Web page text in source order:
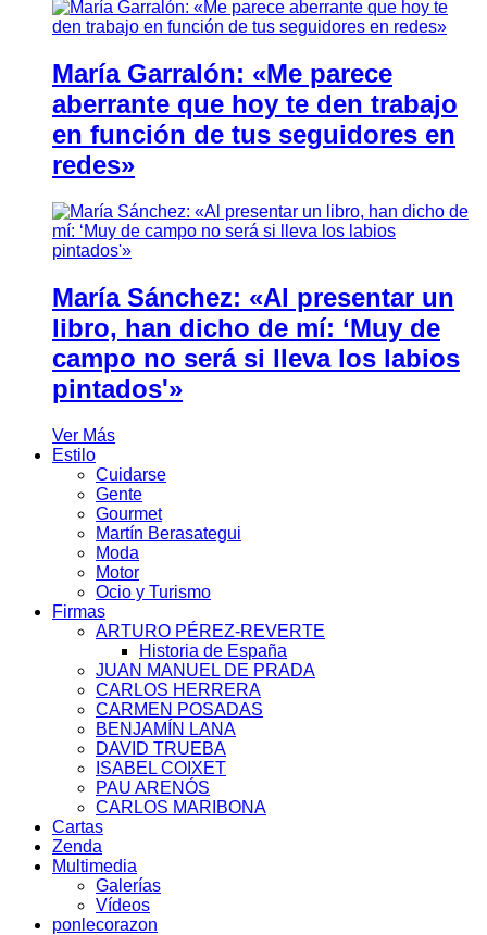
María Garralón: «Me parece
aberrante que hoy te den trabajo
en función de tus seguidores en
redes»
María Sánchez: «Al presentar un
libro, han dicho de mí: ‘Muy de
campo no será si lleva los labios
pintados'»
Ver Más
Estilo
Cuidarse
Gente
Gourmet
Martín Berasategui
Moda
Motor
Ocio y Turismo
Firmas
ARTURO PÉREZ-REVERTE
Historia de España
JUAN MANUEL DE PRADA
CARLOS HERRERA
CARMEN POSADAS
BENJAMÍN LANA
DAVID TRUEBA
ISABEL COIXET
PAU ARENÓS
CARLOS MARIBONA
Cartas
Zenda
Multimedia
Galerías
Vídeos
ponlecorazon